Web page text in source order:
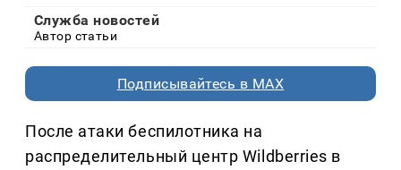
Служба новостей
Автор статьи
Подписывайтесь в MAX
После атаки беспилотника на
распределительный центр Wildberries в